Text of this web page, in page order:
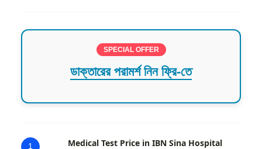
SPECIAL OFFER
ডাক্তারের পরামর্শ নিন ফ্রি-তে
1 Medical Test Price in IBN Sina Hospital